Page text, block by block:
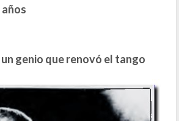
genio que renovó el tango